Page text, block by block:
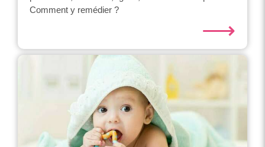
Comment y remédier ?
⟶